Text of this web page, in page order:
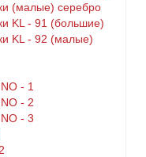
(малые) серебро
KL - 91 (большие)
KL - 92 (малые)
- 1
- 2
- 3